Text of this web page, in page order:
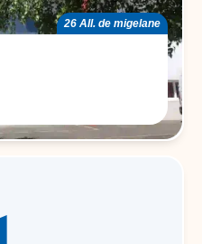
26 All. de migelane